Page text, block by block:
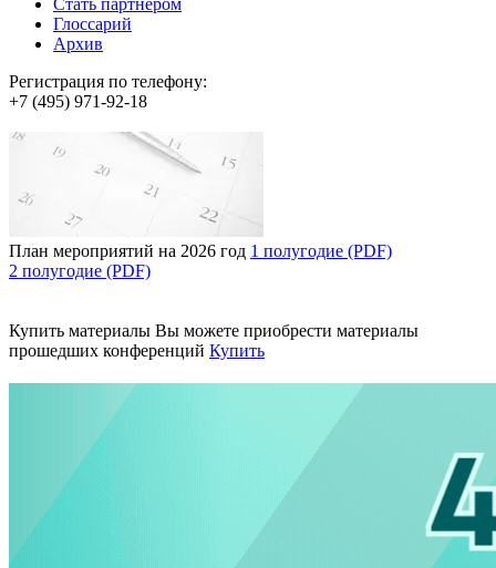
Стать партнером
Глоссарий
Архив
Регистрация по телефону:
+7 (495) 971-92-18
План мероприятий на 2026 год 1 полугодие (PDF)
2 полугодие (PDF)
Купить материалы Вы можете приобрести материалы
прошедших конференций Купить